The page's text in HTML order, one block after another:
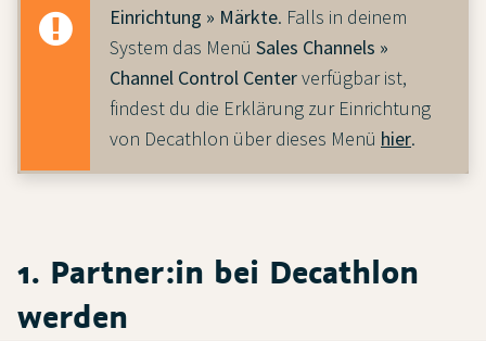
Einrichtung » Märkte. Falls in deinem
System das Menü Sales Channels »
Channel Control Centerverfügbar ist,
findest du die Erklärung zur Einrichtung
von Decathlon über dieses Menü hier.
1. Partner:in bei Decathlon
werden